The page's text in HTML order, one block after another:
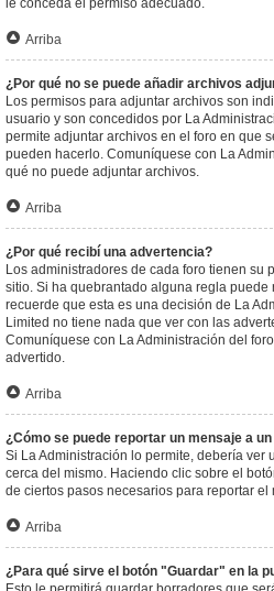
le conceda el permiso adecuado.
Arriba
¿Por qué no se puede añadir archivos
Los permisos para adjuntar archivos son
usuario y son concedidos por La
permite adjuntar archivos en el foro en que
pueden hacerlo. Comuníquese con La
qué no puede adjuntar archivos.
Arriba
¿Por qué recibí una advertencia?
Los administradores de cada foro tienen su
sitio. Si ha quebrantado alguna regla
recuerde que esta es una decisión de La
Limited no tiene nada que ver con las
Comuníquese con La Administración del
advertido.
Arriba
¿Cómo se puede reportar un mensaje a
Si La Administración lo permite, debería ver
cerca del mismo. Haciendo clic sobre el
de ciertos pasos necesarios para reportar el
Arriba
¿Para qué sirve el botón "Guardar" en la